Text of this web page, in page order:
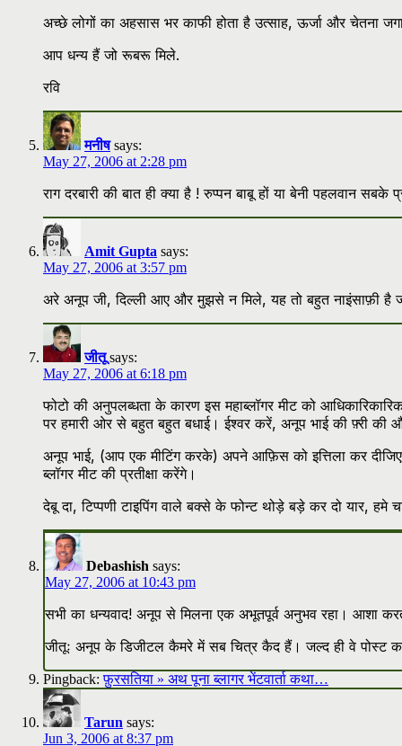
अच्छे लोगों का अहसास भर काफी होता है उत्साह, ऊर्जा और चेतना
आप धन्य हैं जो रूबरू मिले.
रवि
मनीष says:
May 27, 2006 at 2:28 pm
राग दरबारी की बात ही क्या है ! रुप्पन बाबू हों या बेनी पहलवान
Amit Gupta says:
May 27, 2006 at 3:57 pm
अरे अनूप जी, दिल्ली आए और मुझसे न मिले, यह तो बहुत नाइंसाफ़ी है
जीतू says:
May 27, 2006 at 6:18 pm
फोटो की अनुपलब्धता के कारण इस महाब्लॉगर मीट को
पर हमारी ओर से बहुत बहुत बधाई। ईश्वर करें, अनूप भाई की फ़्री की
अनूप भाई, (आप एक मीटिंग करके) अपने आफ़िस को इत्तिला कर
ब्लॉगर मीट की प्रतीक्षा करेंगे।
देबू दा, टिप्पणी टाइपिंग वाले बक्से के फोन्ट थोड़े बड़े कर दो यार, हमे
Debashish says:
May 27, 2006 at 10:43 pm
सभी का धन्यवाद! अनूप से मिलना एक अभूतपूर्व अनुभव रहा। आशा
जीतूः अनूप के डिजीटल कैमरे में सब चित्र कैद हैं। जल्द ही वे पोस्ट
Pingback:फ़ुरसतिया » अथ पूना ब्लागर भेंटवार्ता कथा…
Tarun says:
Jun 3, 2006 at 8:37 pm